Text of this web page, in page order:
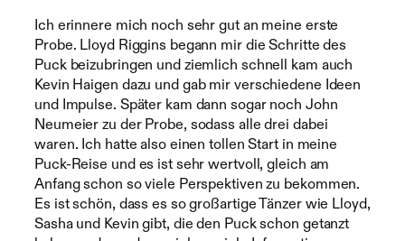
Ich erinnere mich noch sehr gut an meine erste
Probe. Lloyd Riggins begann mir die Schritte des
Puck beizubringen und ziemlich schnell kam auch
Kevin Haigen dazu und gab mir verschiedene Ideen
und Impulse. Später kam dann sogar noch John
Neumeier zu der Probe, sodass alle drei dabei
waren. Ich hatte also einen tollen Start in meine
Puck-Reise und es ist sehr wertvoll, gleich am
Anfang schon so viele Perspektiven zu bekommen.
Es ist schön, dass es so großartige Tänzer wie Lloyd,
Sasha und Kevin gibt, die den Puck schon getanzt